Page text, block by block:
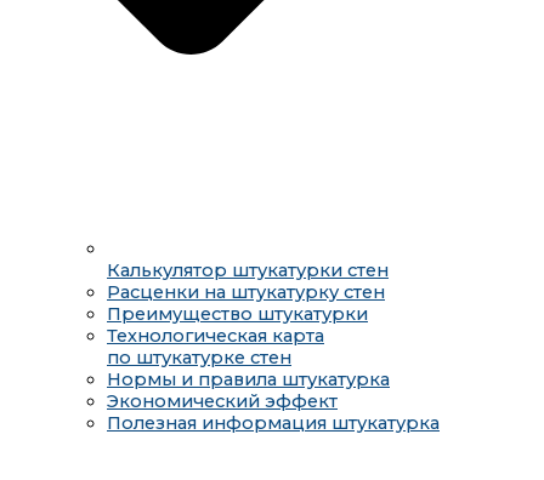
Калькулятор штукатурки стен
Расценки на штукатурку стен
Преимущество штукатурки
Технологическая карта
по штукатурке стен
Нормы и правила штукатурка
Экономический эффект
Полезная информация штукатурка